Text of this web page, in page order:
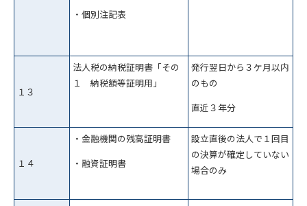
・個別注記表
１３
法人税の納税証明書「その
１ 納税額等証明用」
発行翌日から３ケ月以内
のもの
直近３年分
１４
・金融機関の残高証明書
・融資証明書
設立直後の法人で１回目
の決算が確定していない
場合のみ